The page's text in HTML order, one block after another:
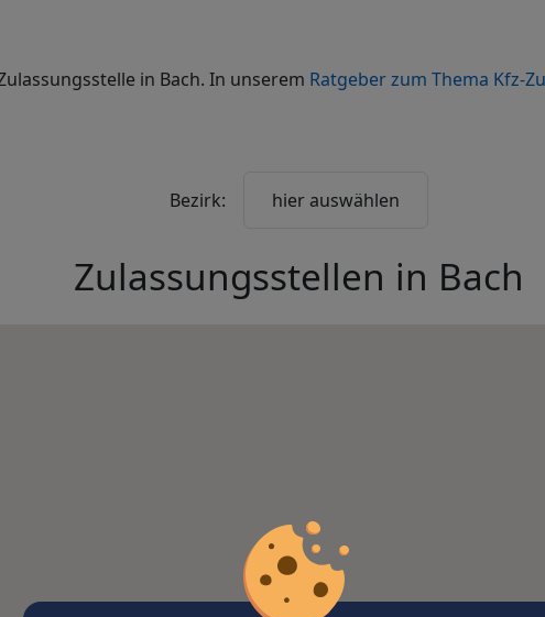
in Bach. In unserem Ratgeber zum Thema Kfz-
Bezirk: hier auswählen
Zulassungsstellen in Bach